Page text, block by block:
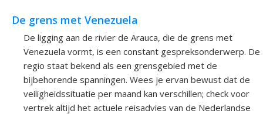
De grens met Venezuela
De ligging aan de rivier de Arauca, die de grens met
Venezuela vormt, is een constant gespreksonderwerp. De
regio staat bekend als een grensgebied met de
bijbehorende spanningen. Wees je ervan bewust dat de
veiligheidssituatie per maand kan verschillen; check voor
vertrek altijd het actuele reisadvies van de Nederlandse